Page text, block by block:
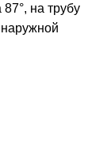
на трубу